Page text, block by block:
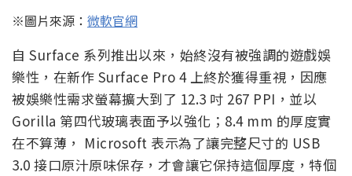
※圖片來源： 微軟官網
自 Surface 系列推出以來，始終沒有被強調的遊戲娛
樂性，在新作 Surface Pro 4 上終於獲得重視，因應
被娛樂性需求螢幕擴大到了 12.3 吋 267 PPI，並以
Gorilla 第四代玻璃表面予以強化；8.4 mm 的厚度實
在不算薄， Microsoft 表示為了讓完整尺寸的 USB
3.0 接口原汁原味保存，才會讓它保持這個厚度，特個